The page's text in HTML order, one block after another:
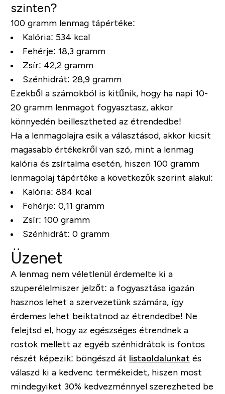
szinten?
100 gramm lenmag tápértéke:
Kalória: 534 kcal
Fehérje: 18,3 gramm
Zsír: 42,2 gramm
Szénhidrát: 28,9 gramm
Ezekből a számokból is kitűnik, hogy ha napi 10-
20 gramm lenmagot fogyasztasz, akkor
könnyedén beillesztheted az étrendedbe!
Ha a lenmagolajra esik a választásod, akkor kicsit
magasabb értékekről van szó, mint a lenmag
kalória és zsírtalma esetén, hiszen 100 gramm
lenmagolaj tápértéke a következők szerint alakul:
Kalória: 884 kcal
Fehérje: 0,11 gramm
Zsír: 100 gramm
Szénhidrát: 0 gramm
Üzenet
A lenmag nem véletlenül érdemelte ki a
szuperélelmiszer jelzőt: a fogyasztása igazán
hasznos lehet a szervezetünk számára, így
érdemes lehet beiktatnod az étrendedbe! Ne
felejtsd el, hogy az egészséges étrendnek a
rostok mellett az egyéb szénhidrátok is fontos
részét képezik: böngészd át listaoldalunkat és
válaszd ki a kedvenc termékeidet, hiszen most
mindegyiket 30% kedvezménnyel szerezheted be